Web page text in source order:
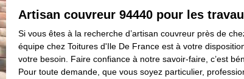
Artisan couvreur 94440 pour les
Si vous êtes à la recherche d’artisan couvreur près de
équipe chez Toitures d'Ile De France est à votre
votre besoin. Faire confiance à notre savoir-faire, c’est
Pour toute demande, que vous soyez particulier,